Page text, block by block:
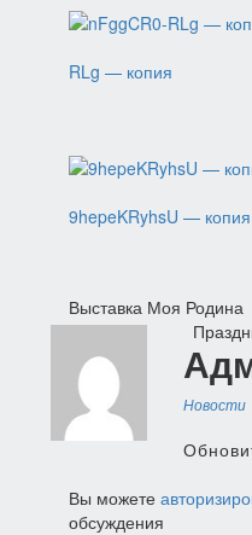
RLg — копия
9hepeKRyhsU — копия
Навигация
по
записям
Выставка Моя Родина
Новости
Вы можете
обсуждения